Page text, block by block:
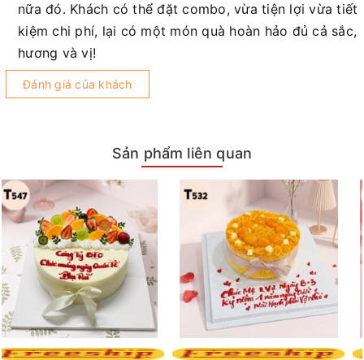
nữa đó. Khách có thể đặt combo, vừa tiện lợi vừa tiết
kiệm chi phí, lại có một món quà hoàn hảo đủ cả sắc,
hương và vị!
Đánh giá của khách
Sản phẩm liên quan